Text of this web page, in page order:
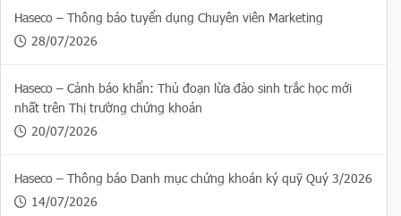
Haseco – Thông báo tuyển dụng Chuyên viên Marketing
28/07/2026
Haseco – Cảnh báo khẩn: Thủ đoạn lừa đảo sinh trắc học mới
nhất trên Thị trường chứng khoán
20/07/2026
Haseco – Thông báo Danh mục chứng khoán ký quỹ Quý 3/2026
14/07/2026